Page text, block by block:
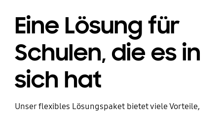
Eine Lösung für
Schulen, die es in
sich hat
Unser flexibles Lösungspaket bietet viele Vorteile,